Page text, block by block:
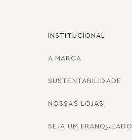
INSTITUCIONAL
A MARCA
SUSTENTABILIDADE
NOSSAS LOJAS
SEJA UM FRANQUEADO